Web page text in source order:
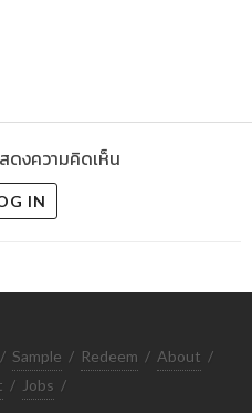
ดงความคิดเห็น
IN
/ Sample / Redeem / About /
/ Jobs /